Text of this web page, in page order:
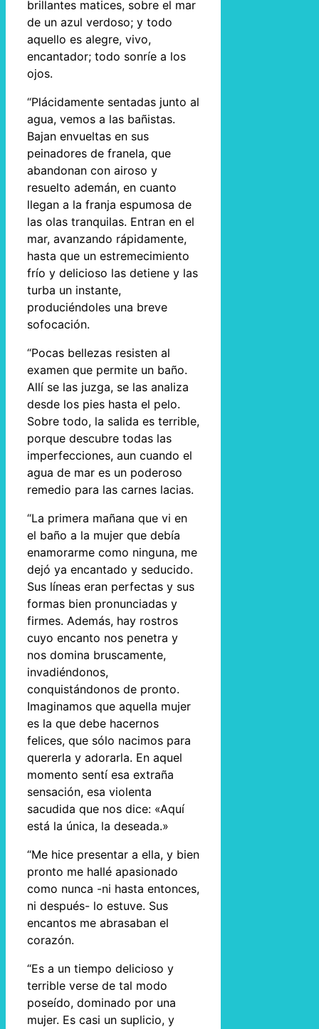
brillantes matices, sobre el mar
de un azul verdoso; y todo
aquello es alegre, vivo,
encantador; todo sonríe a los
ojos.
“Plácidamente sentadas junto al
agua, vemos a las bañistas.
Bajan envueltas en sus
peinadores de franela, que
abandonan con airoso y
resuelto ademán, en cuanto
llegan a la franja espumosa de
las olas tranquilas. Entran en el
mar, avanzando rápidamente,
hasta que un estremecimiento
frío y delicioso las detiene y las
turba un instante,
produciéndoles una breve
sofocación.
“Pocas bellezas resisten al
examen que permite un baño.
Allí se las juzga, se las analiza
desde los pies hasta el pelo.
Sobre todo, la salida es terrible,
porque descubre todas las
imperfecciones, aun cuando el
agua de mar es un poderoso
remedio para las carnes lacias.
“La primera mañana que vi en
el baño a la mujer que debía
enamorarme como ninguna, me
dejó ya encantado y seducido.
Sus líneas eran perfectas y sus
formas bien pronunciadas y
firmes. Además, hay rostros
cuyo encanto nos penetra y
nos domina bruscamente,
invadiéndonos,
conquistándonos de pronto.
Imaginamos que aquella mujer
es la que debe hacernos
felices, que sólo nacimos para
quererla y adorarla. En aquel
momento sentí esa extraña
sensación, esa violenta
sacudida que nos dice: «Aquí
está la única, la deseada.»
“Me hice presentar a ella, y bien
pronto me hallé apasionado
como nunca -ni hasta entonces,
ni después- lo estuve. Sus
encantos me abrasaban el
corazón.
“Es a un tiempo delicioso y
terrible verse de tal modo
poseído, dominado por una
mujer. Es casi un suplicio, y